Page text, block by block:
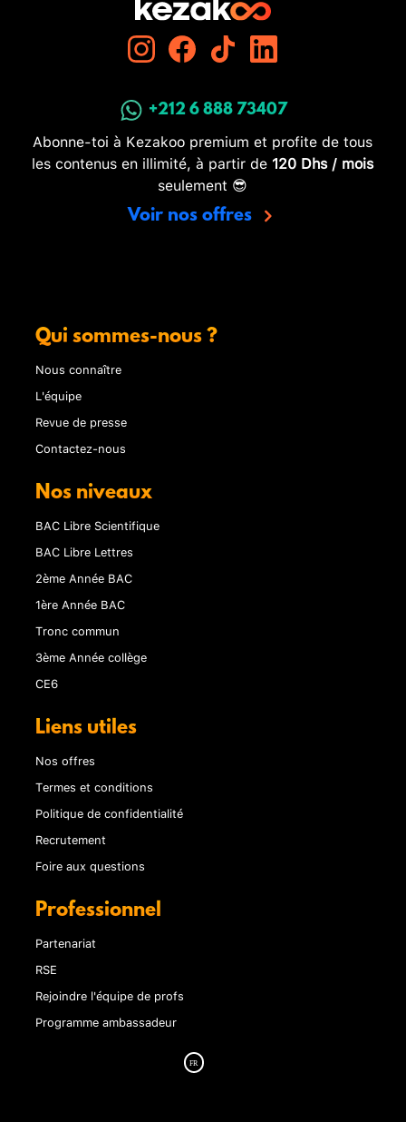
+212 6 888 73407
Abonne-toi à Kezakoo premium et profite de tous
les contenus en illimité, à partir de 120 Dhs / mois
seulement 😎
Voir nos offres
Qui sommes-nous ?
Nous connaître
L'équipe
Revue de presse
Contactez-nous
Nos niveaux
BAC Libre Scientifique
BAC Libre Lettres
2ème Année BAC
1ère Année BAC
Tronc commun
3ème Année collège
CE6
Liens utiles
Nos offres
Termes et conditions
Politique de confidentialité
Recrutement
Foire aux questions
Professionnel
Partenariat
RSE
Rejoindre l'équipe de profs
Programme ambassadeur